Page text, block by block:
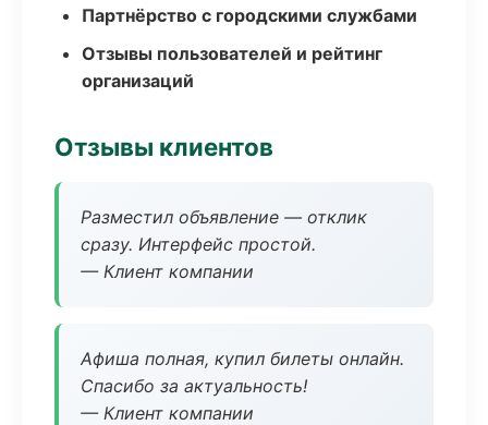
Партнёрство с городскими службами
Отзывы пользователей и рейтинг
организаций
Отзывы клиентов
Разместил объявление — отклик
сразу. Интерфейс простой.
— Клиент компании
Афиша полная, купил билеты онлайн.
Спасибо за актуальность!
— Клиент компании